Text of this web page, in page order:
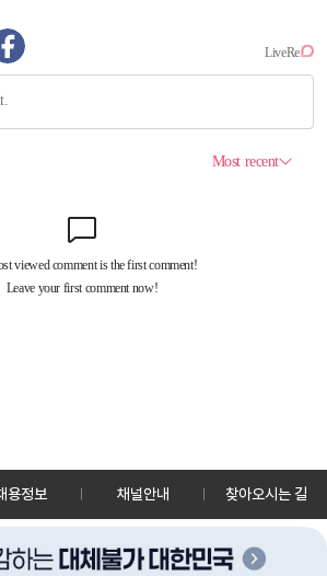
용정보 채널안내 찾아오시는 길
치시 정부2청사로 13 한국정책방송원 KTV
TEL: 044-204-8000